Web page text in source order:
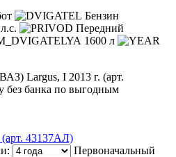
Бензин
Передний
1600 л
43137АЛ)
Первоначальный